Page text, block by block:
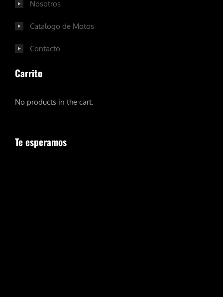
Nosotros
Catalogo de Motos
Contacto
Carrito
No products in the cart.
Te esperamos